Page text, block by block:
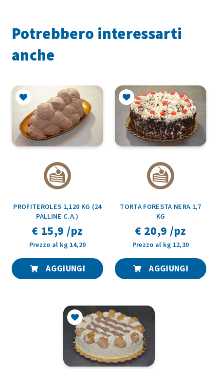
Potrebbero interessarti
anche
PROFITEROLES 1,120 KG (24
PALLINE C.A.)
€ 15,9 /pz
Prezzo al kg 14,20
AGGIUNGI
TORTA FORESTA NERA 1,7
KG
€ 20,9 /pz
Prezzo al kg 12,30
AGGIUNGI